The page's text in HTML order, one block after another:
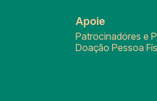
Apoie
Patrocinadores e
Doação Pessoa